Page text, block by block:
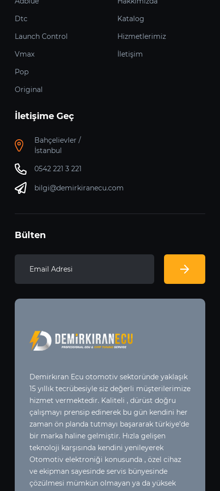
Dtc
Launch Control
Vmax
Pop
Original
Katalog
Hizmetlerimiz
İletişim
İletişime Geç
Bahçelievler /
İstanbul
0542 221 3 221
bilgi@demirkiranecu.com
Bülten
Demirkıran Ecu otomotiv sektoründe yaklaşık
15 yıllık tecrübesiyle siz değerli müşterilerimize
hizmet vermektedir. Kaliteli , dürüst doğru
çalışmayı prensip edinerek bu gün kendini her
zaman ön planda tutmayı başararak türkiye’de
bir marka haline gelmiştir. Hızla gelişen
teknoloji karşısında kendini yenileyerek
Otomotiv elektroniği konusunda , özel cihaz
ve ekipman sayesinde servis bünyesinde
çözülmesi mümkün olmayan ya da yüksek